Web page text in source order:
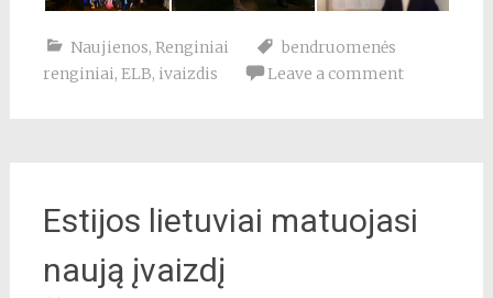
Naujienos, Renginiai
bendruomenės
renginiai, ELB, ivaizdis Leave a comment
Estijos lietuviai matuojasi
naują įvaizdį